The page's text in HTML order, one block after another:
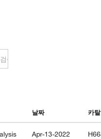
날짜 카
Apr-13-2022